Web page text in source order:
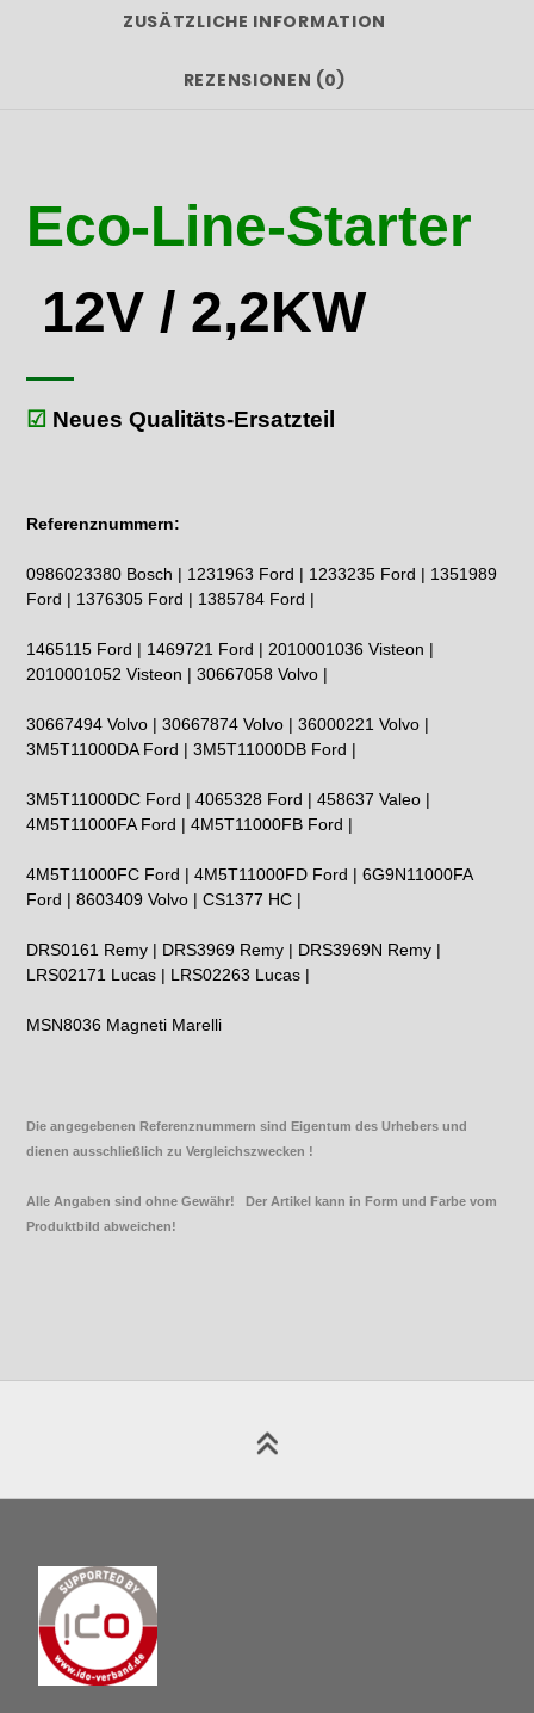
ZUSÄTZLICHE INFORMATION
REZENSIONEN (0)
Eco-Line-Starter
12V / 2,2KW
☑ Neues Qualitäts-Ersatzteil
Referenznummern:
0986023380 Bosch | 1231963 Ford | 1233235 Ford | 1351989
Ford | 1376305 Ford | 1385784 Ford |
1465115 Ford | 1469721 Ford | 2010001036 Visteon |
2010001052 Visteon | 30667058 Volvo |
30667494 Volvo | 30667874 Volvo | 36000221 Volvo |
3M5T11000DA Ford | 3M5T11000DB Ford |
3M5T11000DC Ford | 4065328 Ford | 458637 Valeo |
4M5T11000FA Ford | 4M5T11000FB Ford |
4M5T11000FC Ford | 4M5T11000FD Ford | 6G9N11000FA
Ford | 8603409 Volvo | CS1377 HC |
DRS0161 Remy | DRS3969 Remy | DRS3969N Remy |
LRS02171 Lucas | LRS02263 Lucas |
MSN8036 Magneti Marelli
Die angegebenen Referenznummern sind Eigentum des Urhebers und
dienen ausschließlich zu Vergleichszwecken !
Alle Angaben sind ohne Gewähr! Der Artikel kann in Form und Farbe vom
Produktbild abweichen!